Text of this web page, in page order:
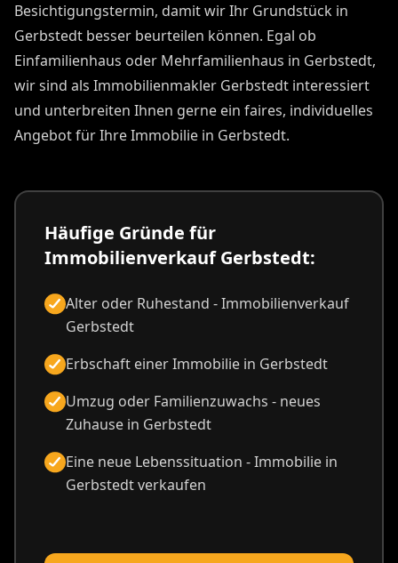
Besichtigungstermin, damit wir Ihr Grundstück in
Gerbstedt besser beurteilen können. Egal ob
Einfamilienhaus oder Mehrfamilienhaus in Gerbstedt,
wir sind als Immobilienmakler Gerbstedt interessiert
und unterbreiten Ihnen gerne ein faires, individuelles
Angebot für Ihre Immobilie in Gerbstedt.
Häufige Gründe für
Immobilienverkauf Gerbstedt:
Alter oder Ruhestand - Immobilienverkauf
Gerbstedt
Erbschaft einer Immobilie in Gerbstedt
Umzug oder Familienzuwachs - neues
Zuhause in Gerbstedt
Eine neue Lebenssituation - Immobilie in
Gerbstedt verkaufen